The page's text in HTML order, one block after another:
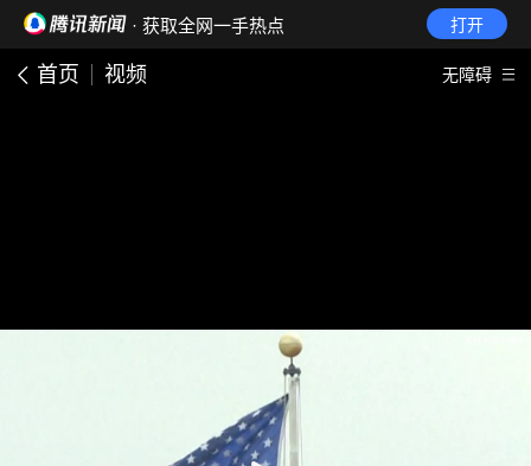
· 获取全网一手热点 打开
首页 视频 无障碍